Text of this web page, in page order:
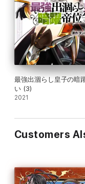
最強出涸らし皇子の暗
い (3)
2021
Customers